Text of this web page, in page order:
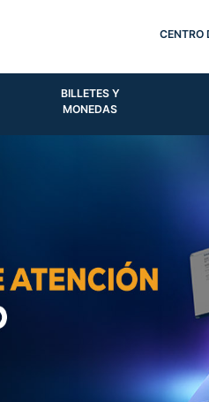
CENTRO
BILLETES Y
MONEDAS